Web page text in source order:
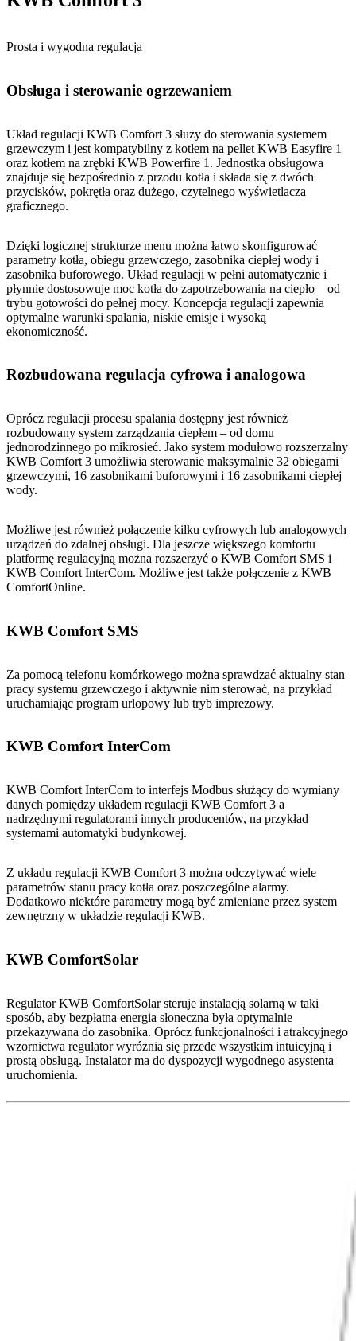
Prosta i wygodna regulacja
Obsługa i sterowanie ogrzewaniem
Układ regulacji KWB Comfort 3 służy do sterowania systemem
grzewczym i jest kompatybilny z kotłem na pellet KWB Easyfire 1
oraz kotłem na zrębki KWB Powerfire 1. Jednostka obsługowa
znajduje się bezpośrednio z przodu kotła i składa się z dwóch
przycisków, pokrętła oraz dużego, czytelnego wyświetlacza
graficznego.
Dzięki logicznej strukturze menu można łatwo skonfigurować
parametry kotła, obiegu grzewczego, zasobnika ciepłej wody i
zasobnika buforowego. Układ regulacji w pełni automatycznie i
płynnie dostosowuje moc kotła do zapotrzebowania na ciepło – od
trybu gotowości do pełnej mocy. Koncepcja regulacji zapewnia
optymalne warunki spalania, niskie emisje i wysoką
ekonomiczność.
Rozbudowana regulacja cyfrowa i analogowa
Oprócz regulacji procesu spalania dostępny jest również
rozbudowany system zarządzania ciepłem – od domu
jednorodzinnego po mikrosieć. Jako system modułowo rozszerzalny
KWB Comfort 3 umożliwia sterowanie maksymalnie 32 obiegami
grzewczymi, 16 zasobnikami buforowymi i 16 zasobnikami ciepłej
wody.
Możliwe jest również połączenie kilku cyfrowych lub analogowych
urządzeń do zdalnej obsługi. Dla jeszcze większego komfortu
platformę regulacyjną można rozszerzyć o KWB Comfort SMS i
KWB Comfort InterCom. Możliwe jest także połączenie z KWB
ComfortOnline.
KWB Comfort SMS
Za pomocą telefonu komórkowego można sprawdzać aktualny stan
pracy systemu grzewczego i aktywnie nim sterować, na przykład
uruchamiając program urlopowy lub tryb imprezowy.
KWB Comfort InterCom
KWB Comfort InterCom to interfejs Modbus służący do wymiany
danych pomiędzy układem regulacji KWB Comfort 3 a
nadrzędnymi regulatorami innych producentów, na przykład
systemami automatyki budynkowej.
Z układu regulacji KWB Comfort 3 można odczytywać wiele
parametrów stanu pracy kotła oraz poszczególne alarmy.
Dodatkowo niektóre parametry mogą być zmieniane przez system
zewnętrzny w układzie regulacji KWB.
KWB ComfortSolar
Regulator KWB ComfortSolar steruje instalacją solarną w taki
sposób, aby bezpłatna energia słoneczna była optymalnie
przekazywana do zasobnika. Oprócz funkcjonalności i atrakcyjnego
wzornictwa regulator wyróżnia się przede wszystkim intuicyjną i
prostą obsługą. Instalator ma do dyspozycji wygodnego asystenta
uruchomienia.